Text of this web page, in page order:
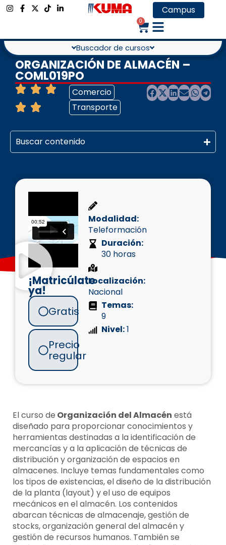
Campus
0
Buscador de cursos
ORGANIZACIÓN DE ALMACÉN –
COML019PO
Comercio
Transporte
Buscar contenido
¡Matricúlate
ya!
Gratis
Precio
regular
Modalidad:
Teleformación
Duración:
30 horas
Localización:
Nacional
Temas:
9
Nivel:1
El curso de Organización del Almacén está
diseñado para proporcionar conocimientos y
herramientas destinadas a la identificación de
mercancías y a la aplicación de técnicas de
distribución y organización de espacios en
almacenes. Incluye temas fundamentales como
los tipos de existencias, el diseño de la distribución
de la planta (layout) y el uso de equipos
mecánicos en el almacén. Los contenidos
abarcan técnicas de almacenaje, gestión de
stocks, organización general del almacén y
gestión de recursos humanos. También se